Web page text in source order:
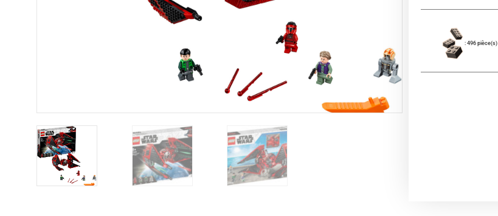
: 496 pièce(s)